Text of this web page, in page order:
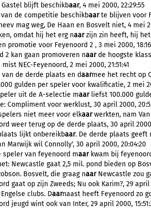
Gastel blijft beschikbaar, 4 mei 2000, 22:29:55
de competitie beschikbaarte blijven voor
mag weg, De Haan en Bosvelt niet, 4 mei
omdat hij het erg naarzijn zin heeft, hij het
promotie voor Feyenoord 2 , 3 mei 2000,
2 kan gaan promoveren naarde hoogste
NEC-Feyenoord, 2 mei 2000, 21:51:41
de derde plaats en daarmee het recht op
gulden per speler voor kwalificatie, 2 mei
uit de A-selectie maarliefst 100.000
Compliment voor werklust, 30 april 2000,
niet meer voor elkaarwerkten, nam
weer terug op de derde plaats, 30 april
lijkt onbereikbaar. De derde plaats geeft
Marwijk wil Connolly', 30 april 2000, 20:04:20
speler van feyenoord maarkwam bij
Newcastle gaat 2,5 mil. pond bieden op
Bosvelt, die graag naarNewcastle zou
gaat op zijn Zweeds; Nu ook Karim?, 29 april
clubs. Daarnaast heeft Feyenoord zo
jeugd wint ook van Inter, 29 april 2000,